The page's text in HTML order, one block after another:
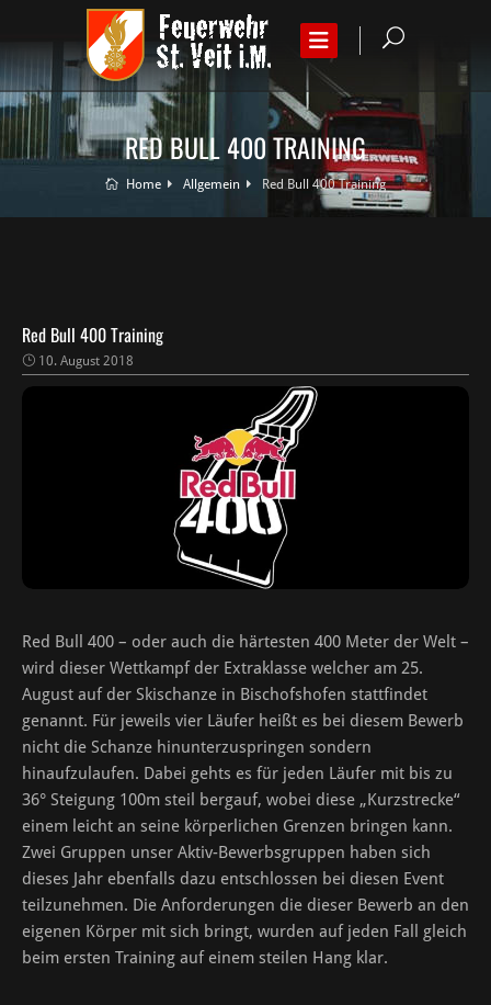
RED BULL 400 TRAINING
Home Allgemein Red Bull 400 Training
Red Bull 400 Training
10. August 2018
Red Bull 400 – oder auch die härtesten 400 Meter der Welt –
wird dieser Wettkampf der Extraklasse welcher am 25.
August auf der Skischanze in Bischofshofen stattfindet
genannt. Für jeweils vier Läufer heißt es bei diesem Bewerb
nicht die Schanze hinunterzuspringen sondern
hinaufzulaufen. Dabei gehts es für jeden Läufer mit bis zu
36° Steigung 100m steil bergauf, wobei diese „Kurzstrecke“
einem leicht an seine körperlichen Grenzen bringen kann.
Zwei Gruppen unser Aktiv-Bewerbsgruppen haben sich
dieses Jahr ebenfalls dazu entschlossen bei diesen Event
teilzunehmen. Die Anforderungen die dieser Bewerb an den
eigenen Körper mit sich bringt, wurden auf jeden Fall gleich
beim ersten Training auf einem steilen Hang klar.